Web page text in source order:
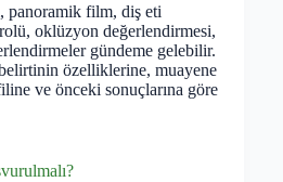
panoramik film, diş eti
oklüzyon değerlendirmesi,
gündeme gelebilir.
özelliklerine, muayene
ve önceki sonuçlarına göre